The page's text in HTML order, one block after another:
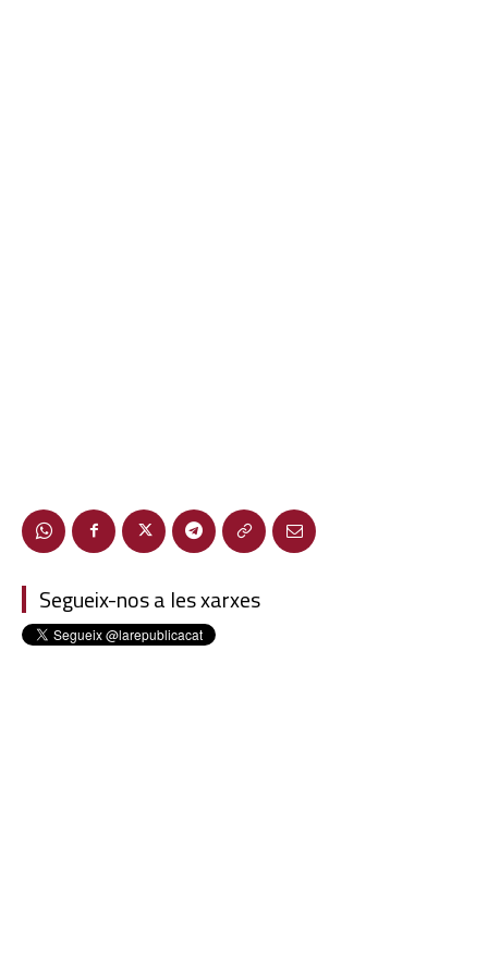
Segueix-nos a les xarxes